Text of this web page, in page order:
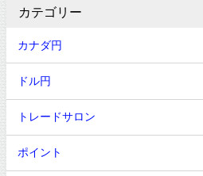
カテゴリー
カナダ円
ドル円
トレードサロン
ポイント